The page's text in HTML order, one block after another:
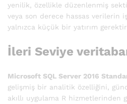
yenilik, özellikle düzenlenmiş
veya son derece hassas verilerin
yalnızca küçük bir yatırım
İleri Seviye
Microsoft SQL Server 2016
gelişmiş bir analitik özelliğini,
akıllı uygulama R hizmetlerinden